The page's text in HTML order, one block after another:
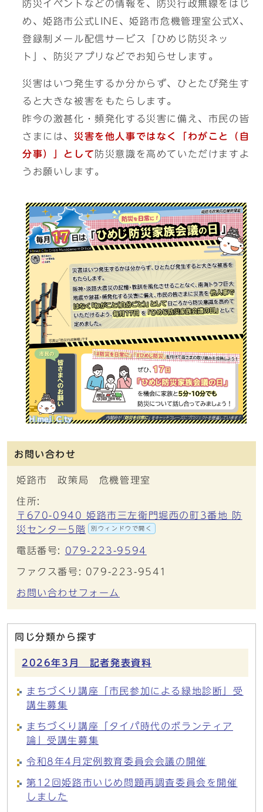
防災イベントなどの情報を、防災行政無線をはじ
め、姫路市公式LINE、姫路市危機管理室公式X、
登録制メール配信サービス「ひめじ防災ネッ
ト」、防災アプリなどでお知らせします。
災害はいつ発生するか分からず、ひとたび発生す
ると大きな被害をもたらします。
昨今の激甚化・頻発化する災害に備え、市民の皆
さまには、 災害を他人事ではなく「わがこと（自
分事）」として 防災意識を高めていただけますよ
うお願いします。
お問い合わせ
姫路市 政策局 危機管理室
住所:
〒670-0940 姫路市三左衛門堀西の町3番地 防
災センター5階
別ウィンドウで開く
電話番号: 079-223-9594
ファクス番号: 079-223-9541
お問い合わせフォーム
同じ分類から探す
2026年3月 記者発表資料
まちづくり講座「市民参加による緑地診断」受
講生募集
まちづくり講座「タイパ時代のボランティア
論」受講生募集
令和8年4月定例教育委員会会議の開催
第12回姫路市いじめ問題再調査委員会を開催
しました